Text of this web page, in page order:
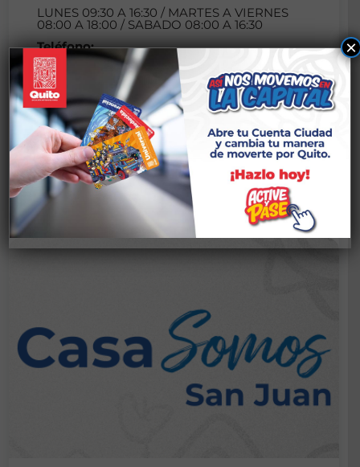
LUNES 09:30 A 16:30 / MARTES A VIERNES
08:00 A 18:00 / SABADO 08:00 A 16:30
Teléfono:
023952300/16505
Email:
casasomos.latola@gmail.com
Ver talleres en esta casa
×